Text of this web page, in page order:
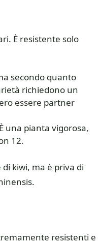
È resistente solo
secondo quanto
richiedono un
essere partner
una pianta vigorosa,
12.
kiwi, ma è priva di
resistenti e